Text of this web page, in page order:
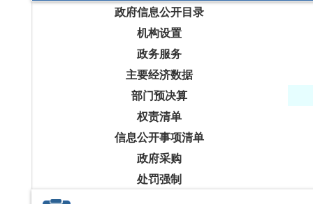
政府信息公开目录
机构设置
政务服务
主要经济数据
部门预决算
权责清单
信息公开事项清单
政府采购
处罚强制